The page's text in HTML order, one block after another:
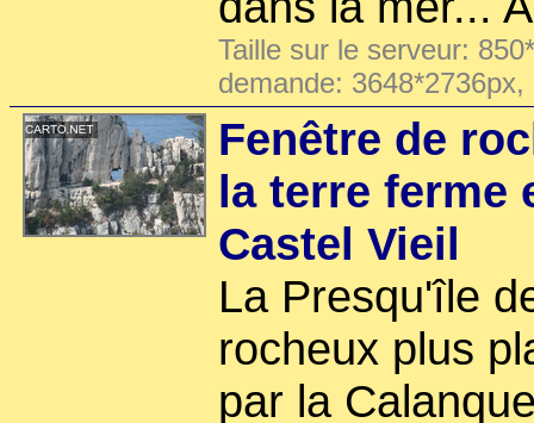
Taille sur le serveur:
demande:
Fenêtre de
la terre ferme
Castel Vieil
La Presqu'île
rocheux plus
par la